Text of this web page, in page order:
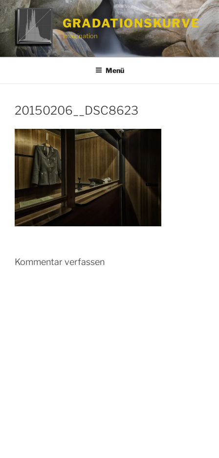
Zum
Inhalt
springen
GRADATIONSKURVE
imagination
Menü
20150206__DSC8623
Kommentar verfassen